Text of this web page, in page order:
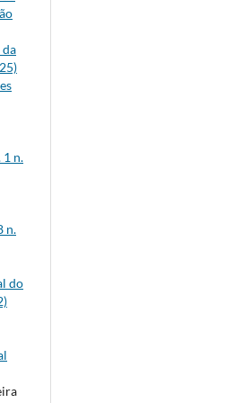
da
1 n.
n.
do